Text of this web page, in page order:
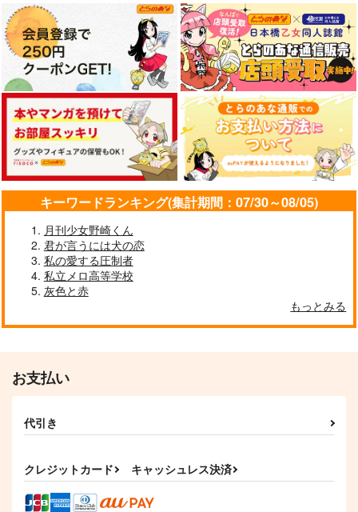
キーワードランキング(集計期間：07/30～08/05)
月刊少女野崎くん
君が言うには犬の恋
私の愛する圧制者
私立メロ高等学校
灰色と赤
もっとみる
お支払い
代引き
クレジットカード キャッシュレス決済